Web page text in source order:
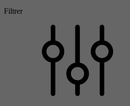
Filtrer